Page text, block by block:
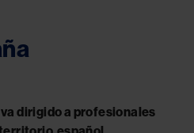
dirigido a profesionales